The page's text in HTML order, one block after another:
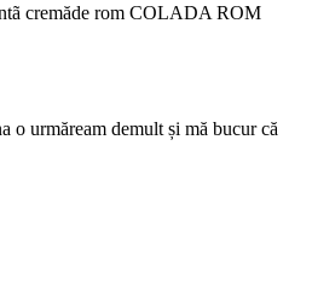
o urmăream demult și mă bucur că